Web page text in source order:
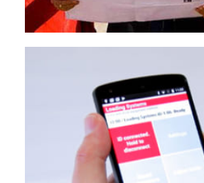
Modernisation et
niveau
Votre solution logistique
plus à vos besoins ?
solutions de
de mise à niveau, et